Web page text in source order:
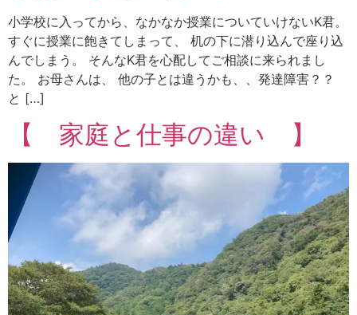
小学校に入ってから、なかなか授業についていけないK君。
すぐに授業に飽きてしまって、 机の下に潜り込んで座り込
んでしまう。 そんなK君を心配してご相談に来られまし
た。 お母さんは、 他の子とは違うかも、、発達障害？？
と […]
【 家庭と仕事の違い 】